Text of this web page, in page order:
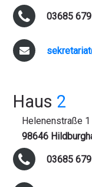
03685
Haus 2
Helenenstraße 1
98646
03685